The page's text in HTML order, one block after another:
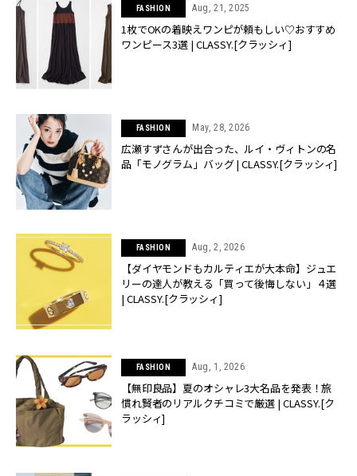
FASHION Aug, 21, 2025
1枚でOKの着映えワンピが頼もしい♡おすすめ
ワンピース3選 | CLASSY.[クラッシィ]
FASHION May, 28, 2026
広瀬すずさんが出合った、ルイ・ヴィトンの名
品「モノグラム」バッグ | CLASSY.[クラッシィ]
FASHION Aug, 2, 2026
【ダイヤモンドもカルティエが大本命】ジュエ
リーの達人が教える「買って後悔しない」４選
| CLASSY.[クラッシィ]
FASHION Aug, 1, 2026
【無印良品】夏のオシャレ3大名品を発表！旅
慣れ賢者のリアルクチコミで厳選 | CLASSY.[ク
ラッシィ]